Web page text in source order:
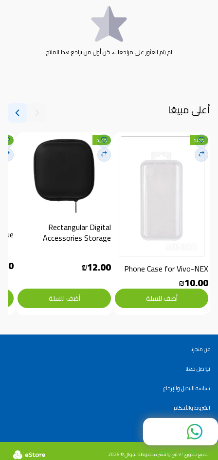
راسلنا على واتساب
لم يتم العثور على مراجعات، كن أول من يراجع هذا المنتج
أعلى مبيعًا
جديد
Phone Case for Vivo-NEX
₪10.00
أضف للسلة
جديد
Accessories Storage
₪12.00
أضف للسلة
عن متجرنا
تواصل معنا
سياسة التبديل والإرجاع
الشروط والأحكام
سياسة الاستخدام
جميع حقوق الطبع والنشر محفوظة لجوال © 2026